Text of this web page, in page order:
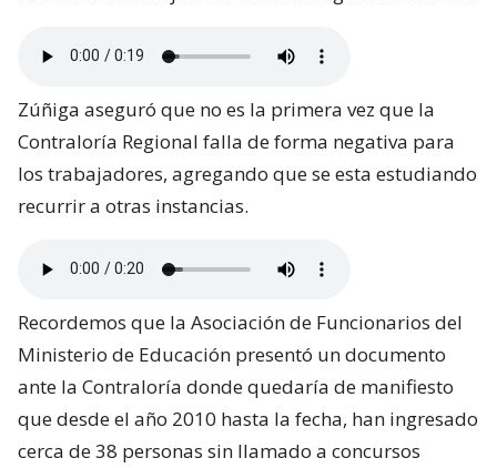
Zúñiga aseguró que no es la primera vez que la
Contraloría Regional falla de forma negativa para
los trabajadores, agregando que se esta estudiando
recurrir a otras instancias.
Recordemos que la Asociación de Funcionarios del
Ministerio de Educación presentó un documento
ante la Contraloría donde quedaría de manifiesto
que desde el año 2010 hasta la fecha, han ingresado
cerca de 38 personas sin llamado a concursos